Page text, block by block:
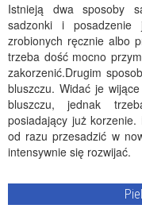
Istnieją dwa sposoby
sadzonki i posadzenie
zrobionych ręcznie albo
trzeba dość mocno
zakorzenić.Drugim
bluszczu. Widać je
bluszczu, jednak
posiadający już
od razu przesadzić w
intensywnie się rozwijać.